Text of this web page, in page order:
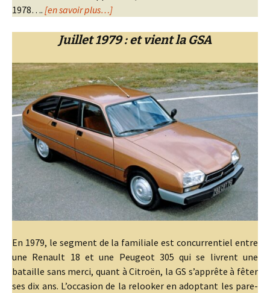
1978…. [en savoir plus…]
Juillet 1979 : et vient la GSA
En 1979, le segment de la familiale est concurrentiel entre
une Renault 18 et une Peugeot 305 qui se livrent une
bataille sans merci, quant à Citroën, la GS s’apprête à fêter
ses dix ans. L’occasion de la relooker en adoptant les pare-